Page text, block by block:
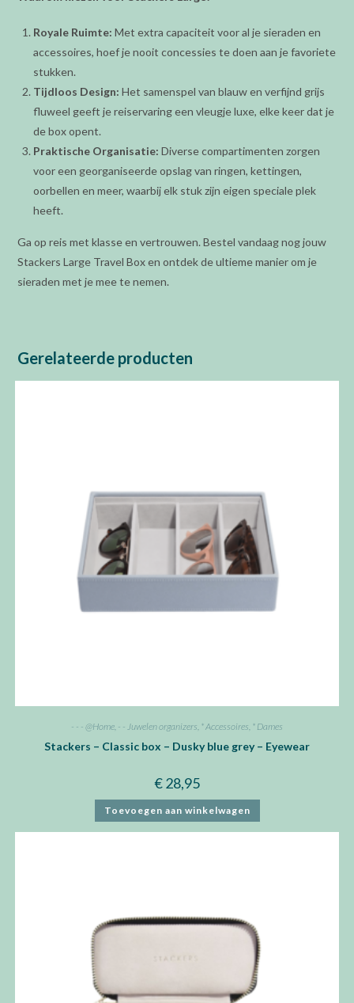
Royale Ruimte: Met extra capaciteit voor al je sieraden en
accessoires, hoef je nooit concessies te doen aan je favoriete
stukken.
Tijdloos Design: Het samenspel van blauw en verfijnd grijs
fluweel geeft je reiservaring een vleugje luxe, elke keer dat je
de box opent.
Praktische Organisatie: Diverse compartimenten zorgen
voor een georganiseerde opslag van ringen, kettingen,
oorbellen en meer, waarbij elk stuk zijn eigen speciale plek
heeft.
Ga op reis met klasse en vertrouwen. Bestel vandaag nog jouw
Stackers Large Travel Box en ontdek de ultieme manier om je
sieraden met je mee te nemen.
Gerelateerde producten
- - - @Home, - - Juwelen organizers, * Accessoires, * Dames
Stackers – Classic box – Dusky blue grey – Eyewear
€28,95
Toevoegen aan winkelwagen